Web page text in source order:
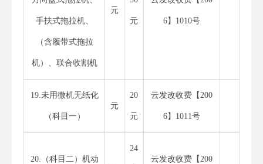
手扶式拖拉机、
（含履带式拖拉
机）、联合收割机
元
元 6】1010号
19.未用微机无纸化
（科目一）
元
20
元
云发改收费【200
6】1011号
20.（科目二）机动
24
云发改收费【200